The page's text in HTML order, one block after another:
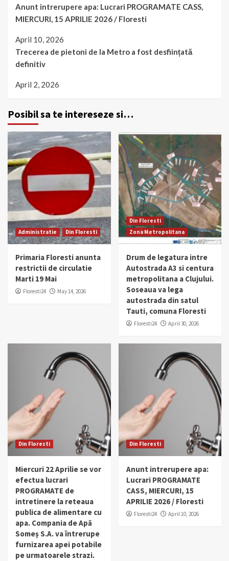
Anunt intrerupere apa: Lucrari PROGRAMATE CASS,
MIERCURI, 15 APRILIE 2026 / Floresti
April 10, 2026
Trecerea de pietoni de la Metro a fost desființată
definitiv
April 2, 2026
Posibil sa te intereseze si…
Administratie Din Floresti
Primaria Floresti anunta
restrictii de circulatie
Marti 19 Mai
Floresti24 May 14, 2026
Din Floresti
Zona Metropolitana
Drum de legatura intre
Autostrada A3 si centura
metropolitana a Clujului.
Soseaua va lega
autostrada din satul
Tauti, comuna Floresti
Floresti24 April 30, 2026
Din Floresti
Miercuri 22 Aprilie se vor
efectua lucrari
PROGRAMATE de
intretinere la reteaua
publica de alimentare cu
apa. Compania de Apă
Someș S.A. va întrerupe
furnizarea apei potabile
pe urmatoarele strazi.
Din Floresti
Anunt intrerupere apa:
Lucrari PROGRAMATE
CASS, MIERCURI, 15
APRILIE 2026 / Floresti
Floresti24 April 10, 2026